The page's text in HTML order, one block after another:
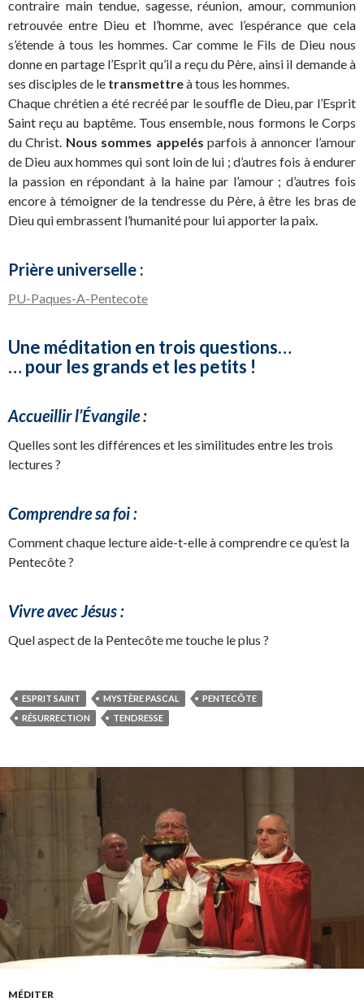
contraire main tendue, sagesse, réunion, amour, communion
retrouvée entre Dieu et l’homme, avec l’espérance que cela
s’étende à tous les hommes. Car comme le Fils de Dieu nous
donne en partage l’Esprit qu’il a reçu du Père, ainsi il demande à
ses disciples de le transmettreà tous les hommes.
Chaque chrétien a été recréé par le souffle de Dieu, par l’Esprit
Saint reçu au baptême. Tous ensemble, nous formons le Corps
du Christ. Nous sommes appelés parfois à annoncer l’amour
de Dieu aux hommes qui sont loin de lui ; d’autres fois à endurer
la passion en répondant à la haine par l’amour ; d’autres fois
encore à témoigner de la tendresse du Père, à être les bras de
Dieu qui embrassent l’humanité pour lui apporter la paix.
Prière universelle :
PU-Paques-A-Pentecote
Une méditation en trois questions…
… pour les grands et les petits !
Accueillir l’Évangile :
Quelles sont les différences et les similitudes entre les trois
lectures ?
Comprendre sa foi :
Comment chaque lecture aide-t-elle à comprendre ce qu’est la
Pentecôte ?
Vivre avec Jésus :
Quel aspect de la Pentecôte me touche le plus ?
ESPRIT SAINT MYSTÈRE PASCAL
PENTECÔTE
RÉSURRECTION
TENDRESSE
MÉDITER